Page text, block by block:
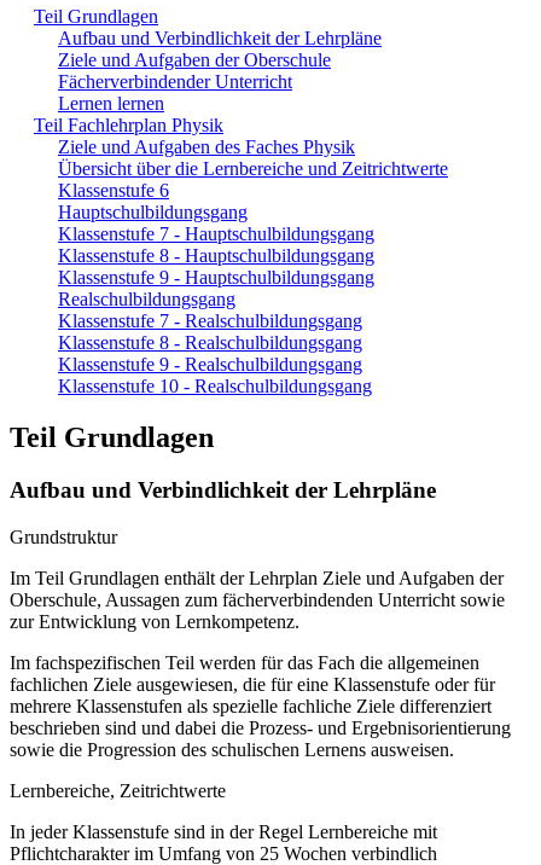
Teil Grundlagen
Aufbau und Verbindlichkeit der Lehrpläne
Ziele und Aufgaben der Oberschule
Fächerverbindender Unterricht
Lernen lernen
Teil Fachlehrplan Physik
Ziele und Aufgaben des Faches Physik
Übersicht über die Lernbereiche und Zeitrichtwerte
Klassenstufe 6
Hauptschulbildungsgang
Klassenstufe 7 - Hauptschulbildungsgang
Klassenstufe 8 - Hauptschulbildungsgang
Klassenstufe 9 - Hauptschulbildungsgang
Realschulbildungsgang
Klassenstufe 7 - Realschulbildungsgang
Klassenstufe 8 - Realschulbildungsgang
Klassenstufe 9 - Realschulbildungsgang
Klassenstufe 10 - Realschulbildungsgang
Teil Grundlagen
Aufbau und Verbindlichkeit der Lehrpläne
Grundstruktur
Im Teil Grundlagen enthält der Lehrplan Ziele und Aufgaben der
Oberschule, Aussagen zum fächerverbindenden Unterricht sowie
zur Entwicklung von Lernkompetenz.
Im fachspezifischen Teil werden für das Fach die allgemeinen
fachlichen Ziele ausgewiesen, die für eine Klassenstufe oder für
mehrere Klassenstufen als spezielle fachliche Ziele differenziert
beschrieben sind und dabei die Prozess- und Ergebnisorientierung
sowie die Progression des schulischen Lernens ausweisen.
Lernbereiche, Zeitrichtwerte
In jeder Klassenstufe sind in der Regel Lernbereiche mit
Pflichtcharakter im Umfang von 25 Wochen verbindlich